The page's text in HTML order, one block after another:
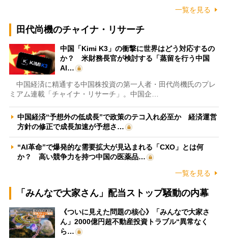
一覧を見る
田代尚機のチャイナ・リサーチ
中国「Kimi K3」の衝撃に世界はどう対応するの
か？ 米財務長官が検討する「蒸留を行う中国
AI…
中国経済に精通する中国株投資の第一人者・田代尚機氏のプレ
ミアム連載「チャイナ・リサーチ」。中国企…
中国経済“予想外の低成長”で政策のテコ入れ必至か 経済運営
方針の修正で成長加速が予想さ…
“AI革命”で爆発的な需要拡大が見込まれる「CXO」とは何
か？ 高い競争力を持つ中国の医薬品…
一覧を見る
「みんなで大家さん」配当ストップ騒動の内幕
《ついに見えた問題の核心》「みんなで大家さ
ん」2000億円超不動産投資トラブル“異常なく
ら…